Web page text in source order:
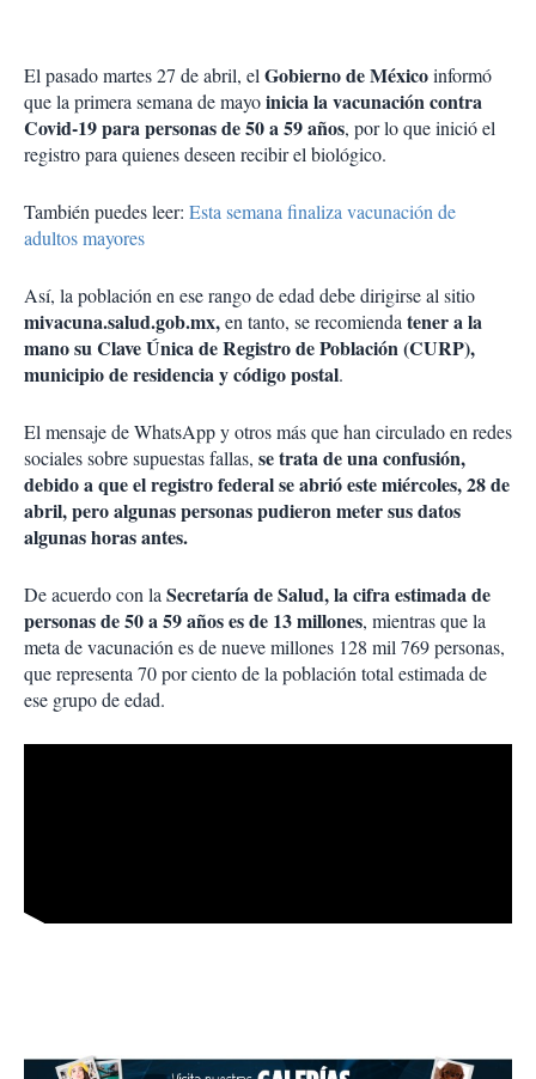
El pasado martes 27 de abril, elGobierno de Méxicoinformó
que la primera semana de mayoinicia la vacunación contra
Covid-19 para personas de 50 a 59 años, por lo que inició el
registro para quienes deseen recibir el biológico.
También puedes leer: Esta semana finaliza vacunación de
adultos mayores
Así, la población en ese rango de edad debe dirigirse al sitio
mivacuna.salud.gob.mx,en tanto, se recomiendatener a la
mano su Clave Única de Registro de Población (CURP),
municipio de residencia y código postal.
El mensaje de WhatsApp y otros más que han circulado en redes
sociales sobre supuestas fallas, se trata de una confusión,
debido a que el registro federal se abrió este miércoles, 28 de
abril, pero algunas personas pudieron meter sus datos
algunas horas antes.
De acuerdo con laSecretaría de Salud, la cifra estimada de
personas de 50 a 59 años es de 13 millones, mientras que la
meta de vacunación es de nueve millones 128 mil 769 personas,
que representa 70 por ciento de la población total estimada de
ese grupo de edad.